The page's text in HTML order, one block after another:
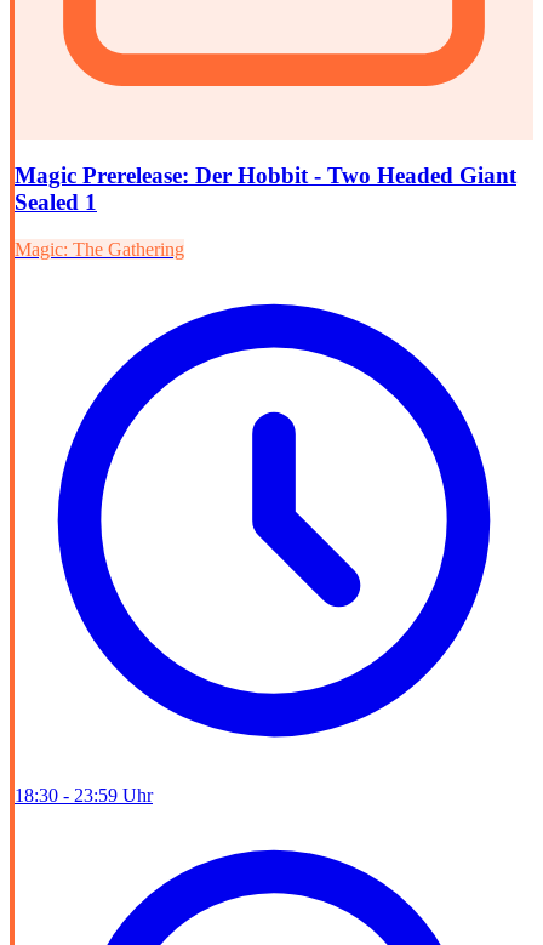
Magic Prerelease: Der Hobbit - Two Headed Giant
Sealed 1
Magic: The Gathering
18:30 - 23:59 Uhr